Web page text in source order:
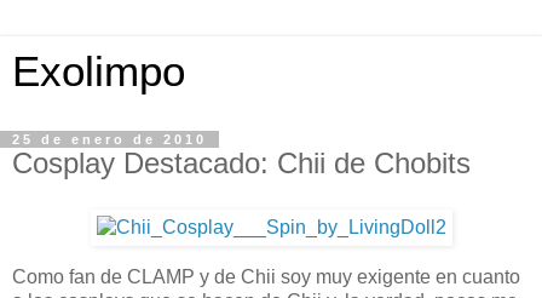
Exolimpo
25 de enero de 2010
Cosplay Destacado: Chii de Chobits
Como fan de CLAMP y de Chii soy muy exigente en cuanto